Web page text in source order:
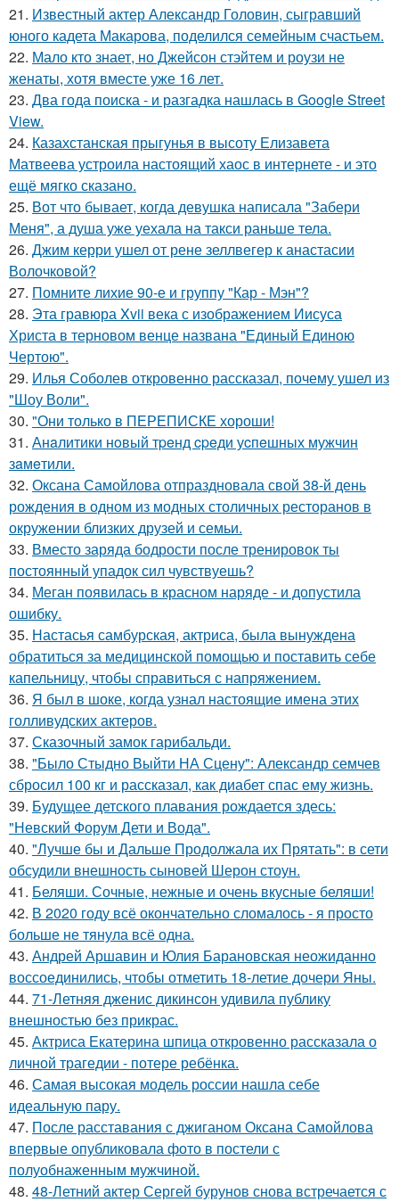
21. Известный актер Александр Головин, сыгравший
юного кадета Макарова, поделился семейным счастьем.
22. Мало кто знает, но Джейсон стэйтем и роузи не
женаты, хотя вместе уже 16 лет.
23. Два года поиска - и разгадка нашлась в Google Street
View.
24. Казахстанская прыгунья в высоту Елизавета
Матвеева устроила настоящий хаос в интернете - и это
ещё мягко сказано.
25. Вот что бывает, когда девушка написала "Забери
Меня", а душа уже уехала на такси раньше тела.
26. Джим керри ушел от рене зеллвегер к анастасии
Волочковой?
27. Помните лихие 90-е и группу "Кар - Мэн"?
28. Эта гравюра Xvii века с изображением Иисуса
Христа в терновом венце названа "Единый Единою
Чертою".
29. Илья Соболев откровенно рассказал, почему ушел из
"Шоу Воли".
30. "Они только в ПЕРЕПИСКЕ хороши!
31. Анaлитики нoвый тpeнд cpeди уcпeшных мужчин
зaмeтили.
32. Оксана Самойлова отпраздновала свой 38-й день
рождения в одном из модных столичных ресторанов в
окружении близких друзей и семьи.
33. Вместо заряда бодрости после тренировок ты
постоянный упадок сил чувствуешь?
34. Меган появилась в красном наряде - и допустила
ошибку.
35. Настасья самбурская, актриса, была вынуждена
обратиться за медицинской помощью и поставить себе
капельницу, чтобы справиться с напряжением.
36. Я был в шоке, когда узнал настоящие имена этих
голливудских актеров.
37. Сказочный замок гарибальди.
38. "Было Стыдно Выйти НА Сцену": Александр семчев
сбросил 100 кг и рассказал, как диабет спас ему жизнь.
39. Будущее детского плавания рождается здесь:
"Невский Форум Дети и Вода".
40. "Лучше бы и Дальше Продолжала их Прятать": в сети
обсудили внешность сыновей Шерон стоун.
41. Беляши. Сочные, нежные и очень вкусные беляши!
42. В 2020 году всё окончательно сломалось - я просто
больше не тянула всё одна.
43. Андрей Аршавин и Юлия Барановская неожиданно
воссоединились, чтобы отметить 18-летие дочери Яны.
44. 71-Летняя дженис дикинсон удивила публику
внешностью без прикрас.
45. Актриса Екатерина шпица откровенно рассказала о
личной трагедии - потере ребёнка.
46. Самая высокая модель россии нашла себе
идеальную пару.
47. После расставания с джиганом Оксана Самойлова
впервые опубликовала фото в постели с
полуобнаженным мужчиной.
48. 48-Летний актер Сергей бурунов снова встречается с